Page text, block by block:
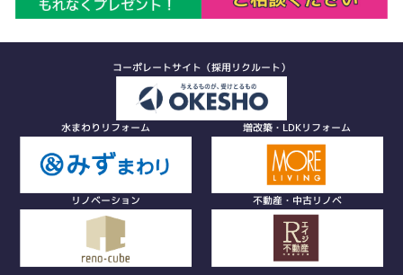
コーポレートサイト（採用リクルート）
水まわりリフォーム 増改築・LDKリフォーム
リノベーション 不動産・中古リノベ